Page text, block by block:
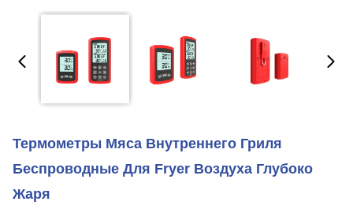
Термометры Мяса Внутреннего Гриля
Беспроводные Для Fryer Воздуха Глубоко
Жаря